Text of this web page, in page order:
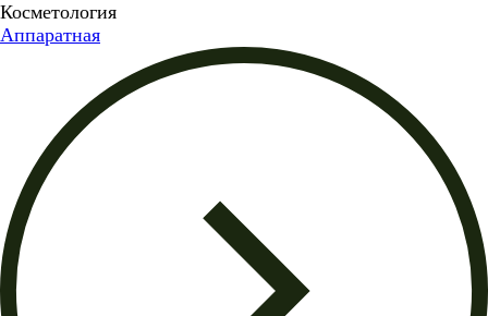
Косметология
Аппаратная